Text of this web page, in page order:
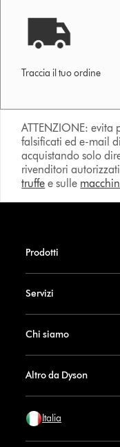
Traccia il tuo ordine
ATTENZIONE: evita
falsificati ed e-mail
acquistando solo
rivenditori
truffe e sulle
Prodotti
Servizi
Chi siamo
Altro da Dyson
Italia